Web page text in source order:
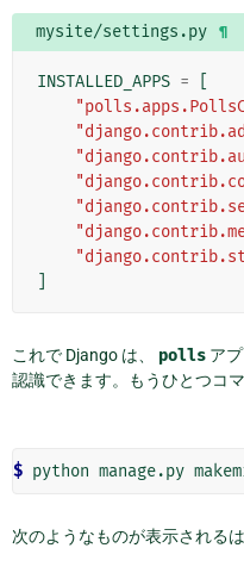
mysite/settings.py ¶
INSTALLED_APPS =
これで Django は、 polls ア
認識できます。もうひとつコ
$ python manage.py
次のようなものが表示される